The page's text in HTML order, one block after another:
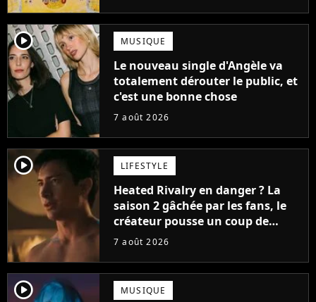
player2 MUSIQUE
Le nouveau single d'Angèle va
totalement dérouter le public, et
c'est une bonne chose
7 août 2026
player2 LIFESTYLE
Heated Rivalry en danger ? La
saison 2 gâchée par les fans, le
créateur pousse un coup de
gueule
7 août 2026
player2 MUSIQUE